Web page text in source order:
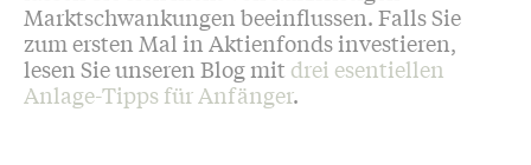
Marktschwankungen beeinflussen. Falls Sie
zum ersten Mal in Aktienfonds investieren,
lesen Sie unseren Blog mit drei esentiellen
Anlage-Tipps für Anfänger.